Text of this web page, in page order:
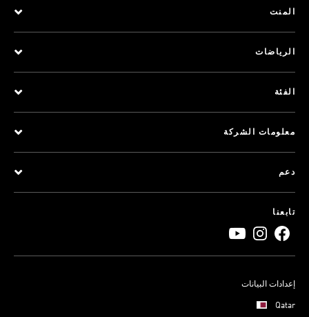
المنت
الرياضات
الفئة
معلومات الشركة
دعم
تابعنا
إعدادات البيانات
Qatar